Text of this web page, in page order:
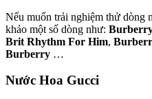
Nếu muốn trải nghiệm thử dòng
khảo một số dòng như:
Brit Rhythm For Him,
Burberry …
Nước Hoa Gucci